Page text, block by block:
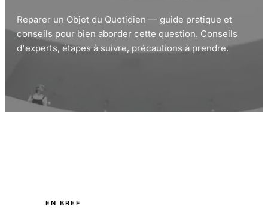
Reparer un Objet du Quotidien — guide pratique et
conseils pour bien aborder cette question. Conseils
d'experts, étapes à suivre, précautions à prendre.
EN BREF